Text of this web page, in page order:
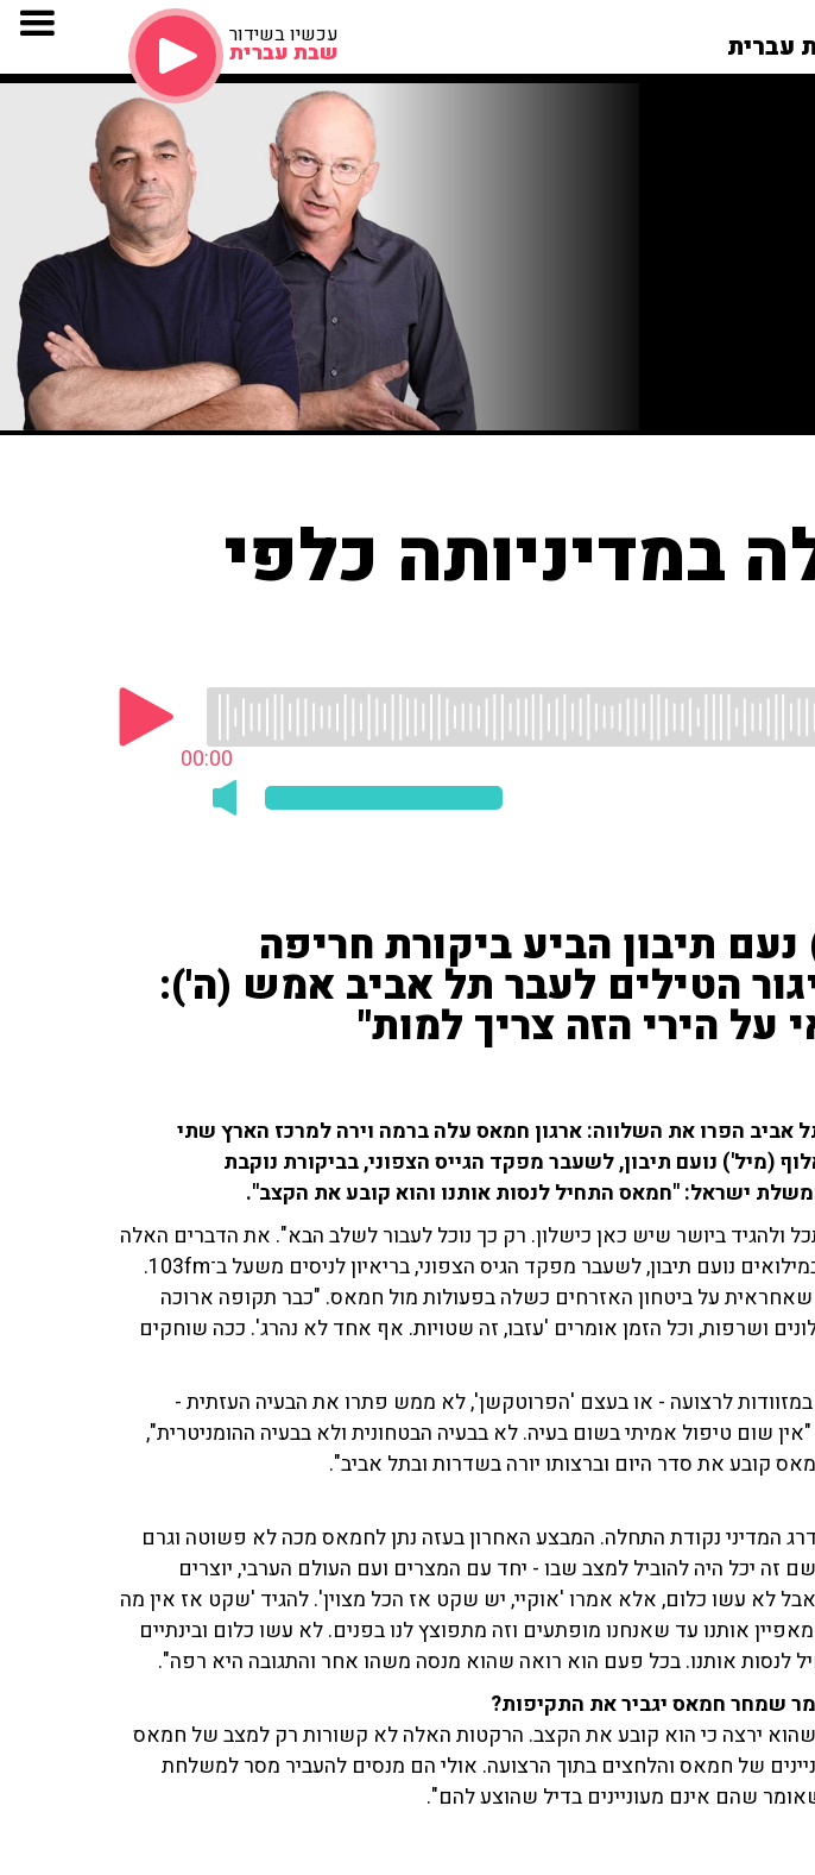
עברית עכשיו בשידור
שבת עברית
כלפי
00:00
תיבון הביע ביקורת חריפה
הטילים לעבר תל אביב אמש (ה'):
על הירי הזה צריך למות"
הפרו את השלווה: ארגון חמאס עלה ברמה וירה למרכז הארץ שתי
(מיל') נועם תיבון, לשעבר מפקד הגייס הצפוני, בביקורת נוקבת
ישראל: "חמאס התחיל לנסות אותנו והוא קובע את הקצב".
ולהגיד ביושר שיש כאן כישלון. רק כך נוכל לעבור לשלב הבא". את הדברים האלה
אמר הבוקר (ו') האלוף במילואים נועם תיבון, לשעבר מפקד הגיס הצפוני, בריאיון לניסים משעל ב־103fm.
על ביטחון האזרחים כשלה בפעולות מול חמאס. "כבר תקופה ארוכה
ושרפות, וכל הזמן אומרים 'עזבו, זה שטויות. אף אחד לא נהרג'. ככה שוחקים
במזוודות לרצועה - או בעצם 'הפרוטקשן', לא ממש פתרו את הבעיה העזתית -
שום טיפול אמיתי בשום בעיה. לא בבעיה הבטחונית ולא בבעיה ההומניטרית",
קובע את סדר היום וברצותו יורה בשדרות ובתל אביב".
המדיני נקודת התחלה. המבצע האחרון בעזה נתן לחמאס מכה לא פשוטה וגרם
זה יכל היה להוביל למצב שבו - יחד עם המצרים ועם העולם הערבי, יוצרים
לא עשו כלום, אלא אמרו 'אוקיי, יש שקט אז הכל מצוין'. להגיד 'שקט אז אין מה
אותנו עד שאנחנו מופתעים וזה מתפוצץ לנו בפנים. לא עשו כלום ובינתיים
לנסות אותנו. בכל פעם הוא רואה שהוא מנסה משהו אחר והתגובה היא רפה".
שמחר חמאס יגביר את התקיפות?
ירצה כי הוא קובע את הקצב. הרקטות האלה לא קשורות רק למצב של חמאס
של חמאס והלחצים בתוך הרצועה. אולי הם מנסים להעביר מסר למשלחת
שהם אינם מעוניינים בדיל שהוצע להם".